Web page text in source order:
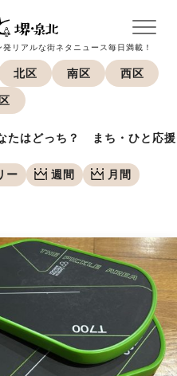
リアルな街ネタニュース毎日満載！
北区 南区 西区
たはどっち？ まち・ひと応援
ー 週間 月間